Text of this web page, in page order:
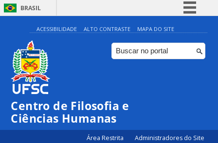
BRASIL
Simplifique!
Comunica BR
Participe
ACESSIBILIDADE ALTO CONTRASTE MAPA DO SITE
Centro de Filosofia e
Ciências Humanas
Área Restrita Administradores do Site